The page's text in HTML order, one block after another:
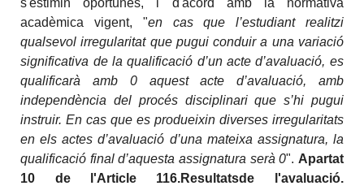
s'estimin oportunes, i d'acord amb la normativa
acadèmica vigent, "en cas que l’estudiant realitzi
qualsevol irregularitat que pugui conduir a una variació
significativa de la qualificació d’un acte d’avaluació, es
qualificarà amb 0 aquest acte d’avaluació, amb
independència del procés disciplinari que s’hi pugui
instruir. En cas que es produeixin diverses irregularitats
en els actes d’avaluació d’una mateixa assignatura, la
qualificació final d’aquesta assignatura serà 0". Apartat
10 de l'Article 116.Resultatsde l'avaluació.